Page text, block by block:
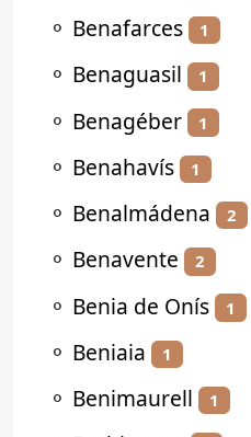
⚬ Benafarces 1
⚬ Benaguasil 1
⚬ Benagéber 1
⚬ Benahavís 1
⚬ Benalmádena 2
⚬ Benavente 2
⚬ Benia de Onís 1
⚬ Beniaia 1
⚬ Benimaurell 1